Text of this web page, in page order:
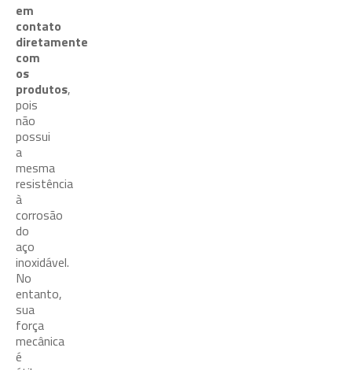
em
contato
diretamente
com
os
produtos,
pois
não
possui
a
mesma
resistência
à
corrosão
do
aço
inoxidável.
No
entanto,
sua
força
mecânica
é